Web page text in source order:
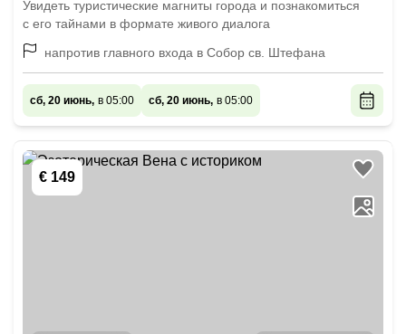
Увидеть туристические магниты города и познакомиться
с его тайнами в формате живого диалога
напротив главного входа в Собор св. Штефана
сб, 20 июнь, в 05:00 сб, 20 июнь, в 05:00
€ 149